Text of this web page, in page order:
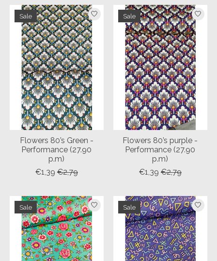
Sale
Flowers 80’s Green -
Performance (27.90
p.m)
€1,39 €2,79
Sale
Flowers 80’s purple -
Performance (27.90
p.m)
€1,39 €2,79
Sale Sale